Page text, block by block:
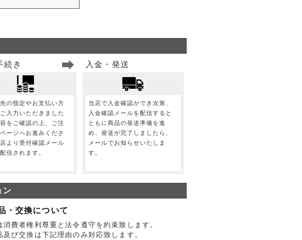
続き
の指定やお支払い方
入力いただきました
をご確認の上、ご注
ージへお進みくださ
より受付確認メール
信されます。
入金・発送
当店で入金確認ができ次第、
入金確認メールを配信すると
ともに商品の発送準備を進
め、発送が完了しましたら、
メールでお知らせいたしま
す。
ン
・交換について
消費者権利尊重と法令遵守を約束致します。
及び交換は下記理由のみ対応致します。